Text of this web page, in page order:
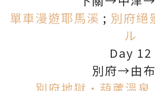
單車漫遊耶馬溪 ; 別府絕
ル
Day 12
別府→由